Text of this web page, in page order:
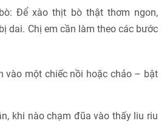
Để xào thịt bò thật thơm ngon,
dai. Chị em cần làm theo các bước
vào một chiếc nồi hoặc chảo – bật
khi nào chạm đũa vào thấy liu riu